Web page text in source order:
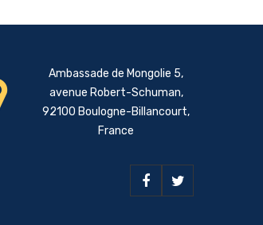
Ambassade de Mongolie 5,
avenue Robert-Schuman,
92100 Boulogne-Billancourt,
France